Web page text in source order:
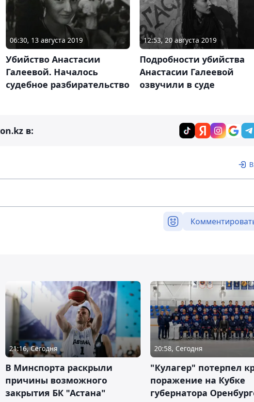
06:30, 13 августа 2019
Убийство Анастасии
Галеевой. Началось
судебное разбирательство
12:53, 20 августа 2019
Подробности убийства
Анастасии Галеевой
озвучили в суде
в:
21:16, Сегодня
В Минспорта раскрыли
причины возможного
закрытия БК "Астана"
20:58, Сегодня
"Кулагер" потерпел
поражение на Кубке
губернатора